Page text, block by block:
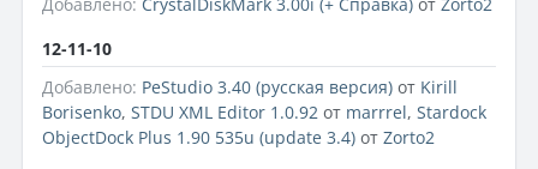
12-11-10
Добавлено: PeStudio 3.40 (русская версия) от Kirill
Borisenko, STDU XML Editor 1.0.92 от marrrel, Stardock
ObjectDock Plus 1.90 535u (update 3.4) от Zorto2